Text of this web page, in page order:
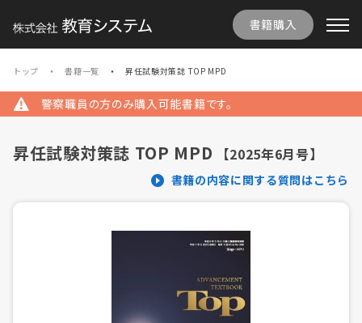
書籍購入
トップ 書籍一覧 昇任試験対策誌 TOP MPD
警察職員の方のみ購入可能書籍です。
昇任試験対策誌 TOP MPD 【2025年6月号】
書籍の内容に関する質問はこちら